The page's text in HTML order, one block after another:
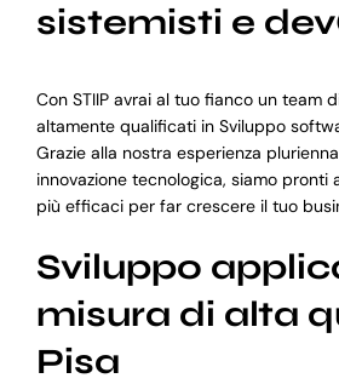
sistemisti e
Con STIIP avrai al tuo fianco un team
altamente qualificati in Sviluppo
Grazie alla nostra esperienza
innovazione tecnologica, siamo pronti
più efficaci per far crescere il tuo
Sviluppo
misura di alta
Pisa